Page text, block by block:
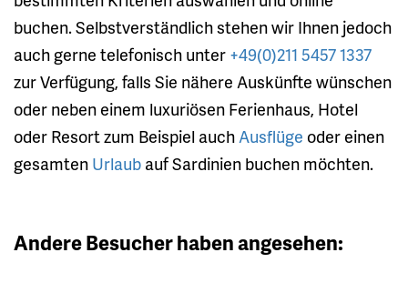
buchen. Selbstverständlich stehen wir Ihnen jedoch
auch gerne telefonisch unter +49(0)211 5457 1337
zur Verfügung, falls Sie nähere Auskünfte wünschen
oder neben einem luxuriösen Ferienhaus, Hotel
oder Resort zum Beispiel auch Ausflüge oder einen
gesamten Urlaub auf Sardinien buchen möchten.
Andere Besucher haben angesehen: